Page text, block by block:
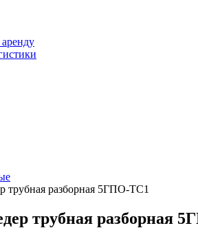
трубная разборная 5ГПО-ТС1
трубная разборная